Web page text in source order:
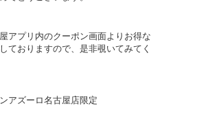
アプリ内のクーポン画面よりお得な
ておりますので、是非覗いてみてく
アズーロ名古屋店限定